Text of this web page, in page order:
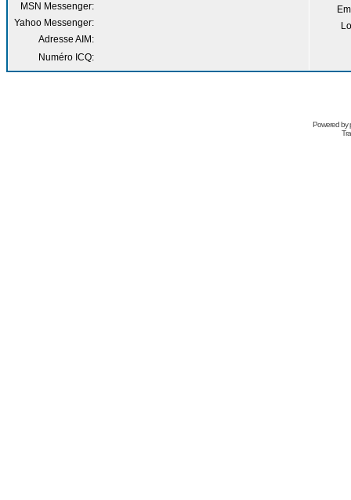
MSN Messenger:
Yahoo Messenger:
Adresse AIM:
Numéro ICQ:
Powered by